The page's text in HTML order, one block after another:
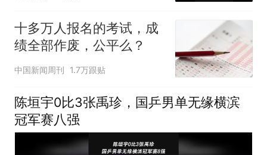
十多万人报名的考试，成
绩全部作废，公平么？
中国新闻周刊 1.7万跟贴
陈垣宇0比3张禹珍，国乒男单无缘横滨
冠军赛八强